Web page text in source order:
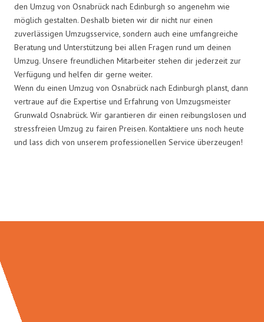
den Umzug von Osnabrück nach Edinburgh so angenehm wie
möglich gestalten. Deshalb bieten wir dir nicht nur einen
zuverlässigen Umzugsservice, sondern auch eine umfangreiche
Beratung und Unterstützung bei allen Fragen rund um deinen
Umzug. Unsere freundlichen Mitarbeiter stehen dir jederzeit zur
Verfügung und helfen dir gerne weiter.
Wenn du einen Umzug von Osnabrück nach Edinburgh planst, dann
vertraue auf die Expertise und Erfahrung von Umzugsmeister
Grunwald Osnabrück. Wir garantieren dir einen reibungslosen und
stressfreien Umzug zu fairen Preisen. Kontaktiere uns noch heute
und lass dich von unserem professionellen Service überzeugen!